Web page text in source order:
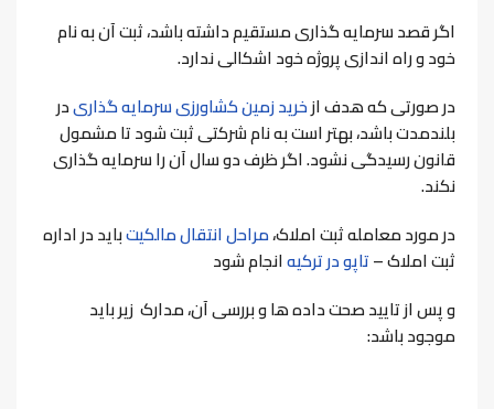
اگر قصد سرمایه گذاری مستقیم داشته باشد، ثبت آن به نام
خود و راه اندازی پروژه خود اشکالی ندارد.
در صورتی که هدف ازخرید زمین کشاورزی سرمایه گذاریدر
بلندمدت باشد، بهتر است به نام شرکتی ثبت شود تا مشمول
قانون رسیدگی نشود. اگر ظرف دو سال آن را سرمایه گذاری
نکند.
در مورد معامله ثبت املاک،مراحل انتقال مالکیتباید در اداره
ثبت املاک –تاپو در ترکیهانجام شود
و پس از تایید صحت داده ها و بررسی آن، مدارک زیر باید
موجود باشد: